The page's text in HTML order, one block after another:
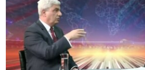
ՄՇԱԿՈՒՅԹ
ՍՊՈՐՏ
ՄԵԿՆԱԲԱՆՈՒԹՅՈՒՆ
ՏՏ ԵՒ ԻՆՏԵՐՆԵՏ